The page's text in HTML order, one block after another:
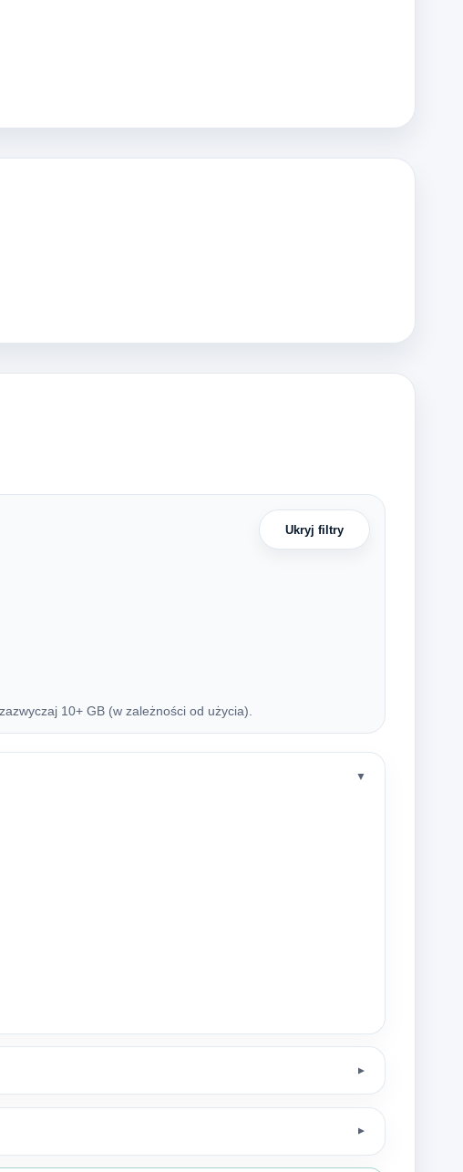
Ukryj filtry
10+ GB (w zależności od użycia).
▼
▼
▼